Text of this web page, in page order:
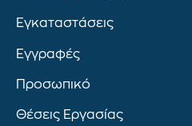
Εγκαταστάσεις
Εγγραφές
Προσωπικό
Θέσεις Εργασίας